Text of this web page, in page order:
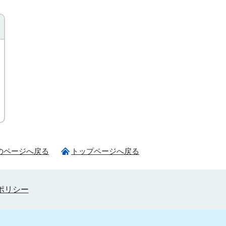
ページへ戻る トップページへ戻る
リシー